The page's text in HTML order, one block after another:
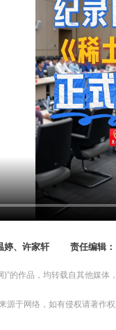
婷、许家轩 责任编辑
的作品，均转载自其他媒
于网络，如有侵权请著作